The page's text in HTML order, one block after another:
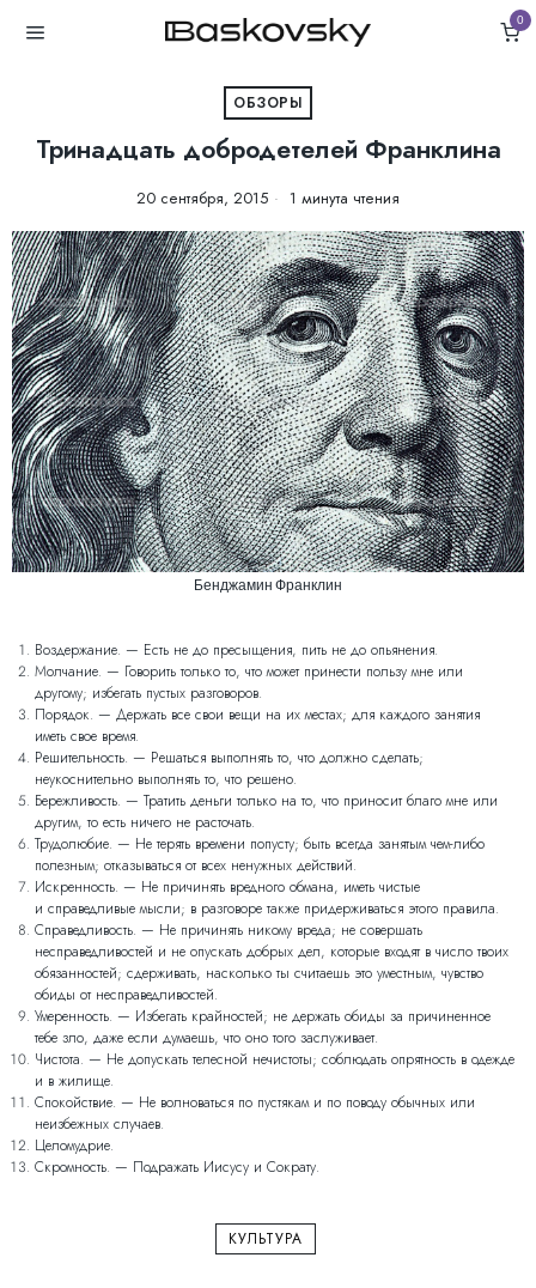
0
ОБЗОРЫ
Тринадцать добродетелей Франклина
20 сентября, 2015 1 минута чтения
Бенджамин Франклин
Воздержание. — Есть не до пресыщения, пить не до опьянения.
Молчание. — Говорить только то, что может принести пользу мне или
другому; избегать пустых разговоров.
Порядок. — Держать все свои вещи на их местах; для каждого занятия
иметь свое время.
Решительность. — Решаться выполнять то, что должно сделать;
неукоснительно выполнять то, что решено.
Бережливость. — Тратить деньги только на то, что приносит благо мне или
другим, то есть ничего не расточать.
Трудолюбие. — Не терять времени попусту; быть всегда занятым чем-либо
полезным; отказываться от всех ненужных действий.
Искренность. — Не причинять вредного обмана, иметь чистые
и справедливые мысли; в разговоре также придерживаться этого правила.
Справедливость. — Не причинять никому вреда; не совершать
несправедливостей и не опускать добрых дел, которые входят в число твоих
обязанностей; сдерживать, насколько ты считаешь это уместным, чувство
обиды от несправедливостей.
Умеренность. — Избегать крайностей; не держать обиды за причиненное
тебе зло, даже если думаешь, что оно того заслуживает.
Чистота. — Не допускать телесной нечистоты; соблюдать опрятность в одежде
и в жилище.
Спокойствие. — Не волноваться по пустякам и по поводу обычных или
неизбежных случаев.
Целомудрие.
Скромность. — Подражать Иисусу и Сократу.
КУЛЬТУРА